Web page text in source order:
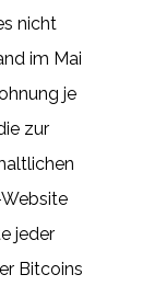
nicht
im Mai
je
zur
jeder
Bitcoins